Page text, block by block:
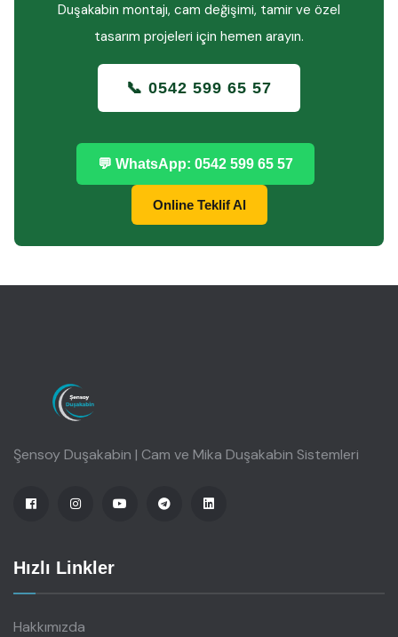
Duşakabin montajı, cam değişimi, tamir ve özel
tasarım projeleri için hemen arayın.
📞 0542 599 65 57
💬 WhatsApp: 0542 599 65 57
Online Teklif Al
Şensoy Duşakabin | Cam ve Mika Duşakabin Sistemleri
Hızlı Linkler
Hakkımızda